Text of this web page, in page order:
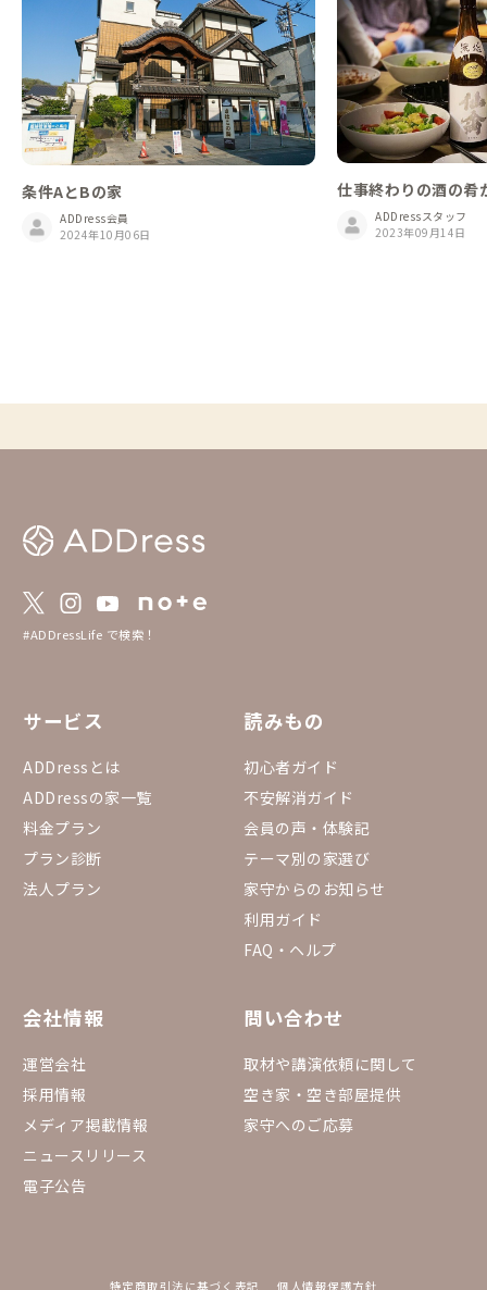
条件AとBの家
ADDress会員
2024年10月06日
仕事終わりの酒の肴
ADDressスタッフ
2023年09月14日
#ADDressLife で検索！
サービス
ADDressとは
ADDressの家一覧
料金プラン
プラン診断
法人プラン
読みもの
初心者ガイド
不安解消ガイド
会員の声・体験記
テーマ別の家選び
家守からのお知らせ
利用ガイド
FAQ・ヘルプ
会社情報
運営会社
採用情報
メディア掲載情報
ニュースリリース
電子公告
問い合わせ
取材や講演依頼に関して
空き家・空き部屋提供
家守へのご応募
特定商取引法に基づく表記 個人情報保護方針